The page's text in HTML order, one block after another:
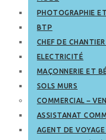
PHOTOGRAPHIE
BTP
CHEF DE
ELECTRICITÉ
MAÇONNERIE ET
SOLS MURS
COMMERCIAL –
ASSISTANAT
AGENT DE